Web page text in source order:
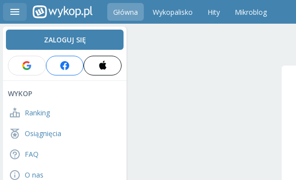
Główna Wykopalisko Hity Mikroblog
ZALOGUJ SIĘ
WYKOP
Ranking
Osiągnięcia
FAQ
O nas